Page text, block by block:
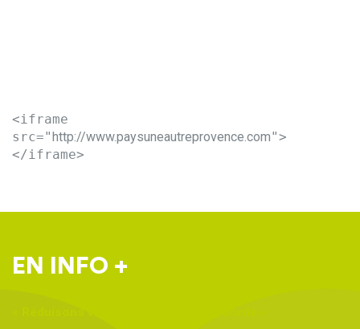
<iframe
src="http://www.paysuneautreprovence.com">
</iframe>
EN INFO +